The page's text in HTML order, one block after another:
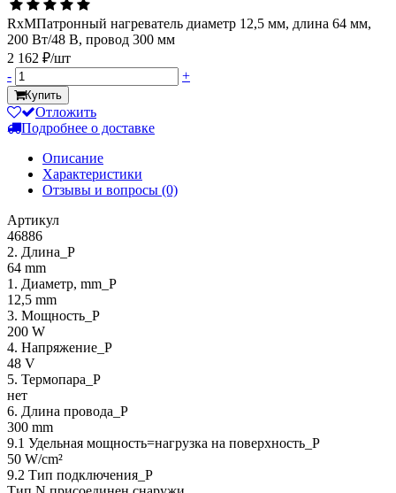
RxMПатронный нагреватель диаметр 12,5 мм, длина 64 мм,
200 Вт/48 В, провод 300 мм
2 162 ₽/шт
-
+
Купить
Отложить
Подробнее о доставке
Описание
Характеристики
Отзывы и вопросы (0)
Артикул
46886
2. Длина_P
64 mm
1. Диаметр, mm_P
12,5 mm
3. Мощность_P
200 W
4. Напряжение_P
48 V
5. Термопара_P
нет
6. Длина провода_P
300 mm
9.1 Удельная мощность=нагрузка на поверхность_P
50 W/cm²
9.2 Тип подключения_P